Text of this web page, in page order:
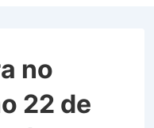
no
22 de